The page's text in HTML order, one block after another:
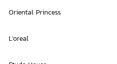
Oriental Princess
L'oreal